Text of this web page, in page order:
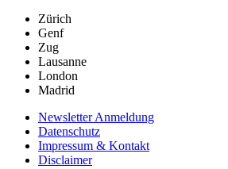
Zürich
Genf
Zug
Lausanne
London
Madrid
Newsletter Anmeldung
Datenschutz
Impressum & Kontakt
Disclaimer